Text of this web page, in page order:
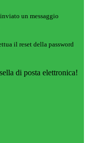
un messaggio
il reset della password
di posta elettronica!